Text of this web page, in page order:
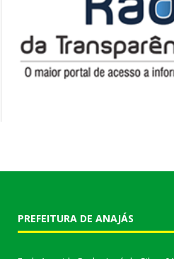
PREFEITURA DE ANAJÁS